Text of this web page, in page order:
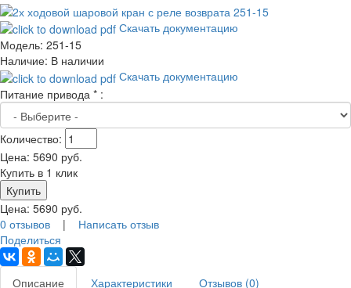
Скачать документацию
Модель: 251-15
Наличие: В наличии
Скачать документацию
Питание привода * :
Количество:
Цена: 5690 руб.
Купить в 1 клик
Цена: 5690 руб.
0 отзывов | Написать отзыв
Поделиться
Описание Характеристики Отзывов (0)